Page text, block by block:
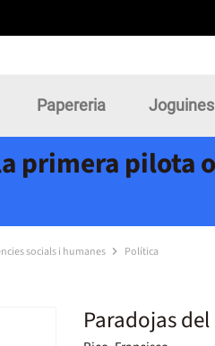
Papereria Joguines
primera pilota
socials i humanes Política
Paradojas